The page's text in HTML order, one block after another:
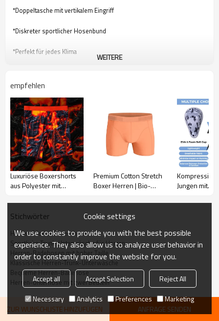
*Doppeltasche mit vertikalem Eingriff
*Diskreter sportlicher Hosenbund
*Perfekt für jedes Klima
Beschreibung
Der Damen-Sport-BH besticht durch seine zeitlose Racerback-
WEITERE
empfehlen
Luxuriöse Boxershorts
aus Polyester mit
Sportlicher Komfort |
Maschinenwäsche kalt |
aus Polyester für Herren
Premium Cotton Stretch
Boxer Herren | Bio-
Herrenunterwäsche
Jungen mit
sportliche
Workout-
Stichwörter
Herren-Modal-Boxershorts
Sportliche Trunk-Unterwäsche für Herren
Herren-Badehosen mit hoher Taille
Klassische Herren-Trunk-Unterwäsche
Bequeme Herren-Badehose
Herren-Unterhose mit zwei Beuteln
ZUR WUNSCHLISTE HINZUFÜGEN ANFRAGE SENDEN
Cookie settings
We use cookies to provide you with the best possible
experience. They also allow us to analyze user behavior in
order to constantly improve the website for you.
Accept all Accept Selection
Reject All
Necessary
Analytics Preferences Marketing